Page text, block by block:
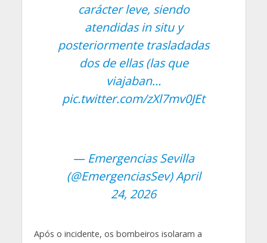
carácter leve, siendo
atendidas in situ y
posteriormente trasladadas
dos de ellas (las que
viajaban…
pic.twitter.com/zXl7mv0JEt
— Emergencias Sevilla
(@EmergenciasSev)April
24, 2026
Após o incidente, os bombeiros isolaram a